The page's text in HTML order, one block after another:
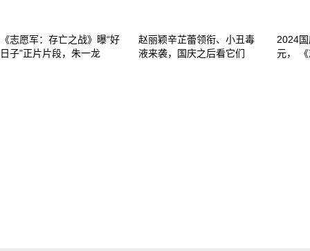
《志愿军：存亡之战》曝“好
日子”正片片段，朱一龙
赵丽颖辛芷蕾领衔、小丑毒
液来袭，国庆之后看它们
2024
元，